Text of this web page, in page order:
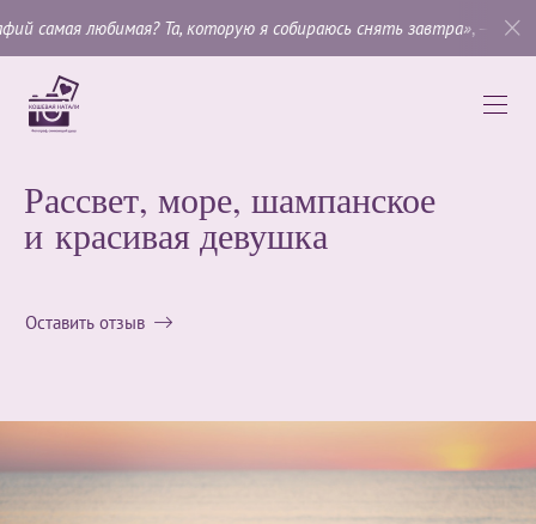
Та, которую я собираюсь снять завтра», —Имоджен
Рассвет, море, шампанское
и красивая девушка
Оставить отзыв